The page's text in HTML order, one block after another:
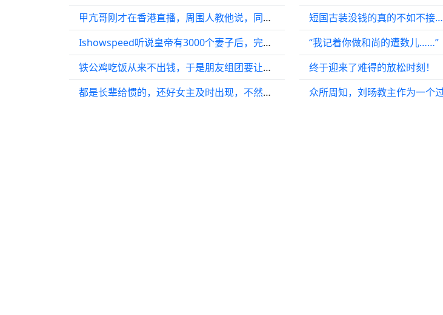
甲亢哥刚才在香港直播，周围人教他说，同志们好，哥们好 他还真的跟着喊…
Ishowspeed听说皇帝有3000个妻子后，完全被惊呆了！ ishowspeed
铁公鸡吃饭从来不出钱，于是朋友组团要让他大出血
都是长辈给惯的，还好女主及时出现，不然男孩恐怕时日无多
短国古装没钱的真的不如不接…
“我记着你做和尚的遭数儿……”
终于迎来了难得的放松时刻！